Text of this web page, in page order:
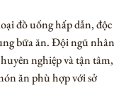
đồ uống hấp dẫn, độc
bữa ăn. Đội ngũ nhân
nghiệp và tận tâm,
ăn phù hợp với sở